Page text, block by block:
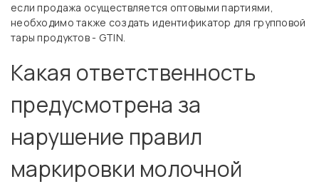
если продажа осуществляется оптовыми партиями,
необходимо также создать идентификатор для групповой
тары продуктов - GTIN.
Какая ответственность
предусмотрена за
нарушение правил
маркировки молочной